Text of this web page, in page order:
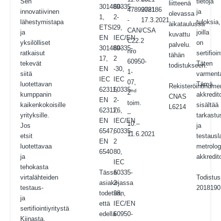
innovatiivinen
lähestymistapa
ja
yksilölliset
ratkaisut
tekevät
siitä
luotettavan
kumppanin
kaikenkokoisille
yrityksille.
Jos
etsit
luotettavaa
ja
tehokasta
virtalähteiden
testaus-
ja
sertifiointiyritystä
Kiinasta,
301489-
1,
ETSI
EN
301489-
17,
EN
IEC
62311,
EN
62311,
EN
6547,
EN
6540
Tässä
asiakirjassa
todetaan,
että
edellä
60335-
2-
29,
IEC/EN
60335-
2
-30,
IEC
60335-
2-
76,
IEC/EN
60335-
2
80,
IEC
60335-
2-
98,
IEC/EN
60950-
4789978186
-
CAN/CSA
C22.2
nro
60950-
1-
07,
2nd
toim.
–
10.–
11.6.2021
2021:
17.3.2021.
liitteenä
olevassa
aikataulussa
kuvattu
palvelu.
tähän
todistukseen.
CNAS
L6214
ja
tuloksia,
joilla
on
Täten
Tämä
sisältää
ja